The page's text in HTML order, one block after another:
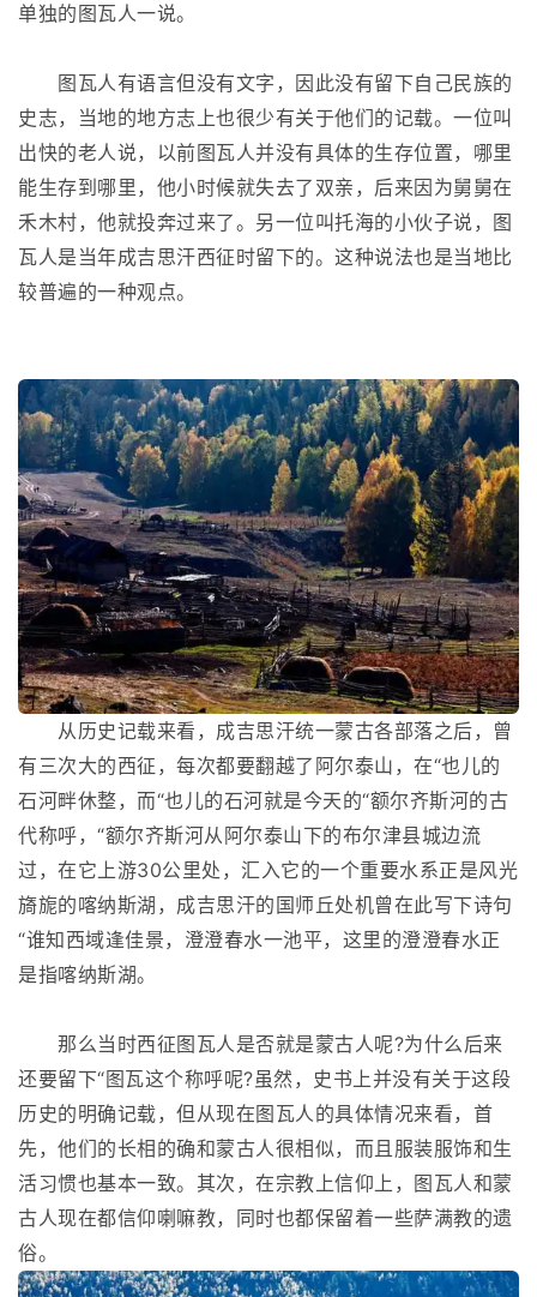
单独的图瓦人一说。
图瓦人有语言但没有文字，因此没有留下自己民族的
史志，当地的地方志上也很少有关于他们的记载。一位叫
出快的老人说，以前图瓦人并没有具体的生存位置，哪里
能生存到哪里，他小时候就失去了双亲，后来因为舅舅在
禾木村，他就投奔过来了。另一位叫托海的小伙子说，图
瓦人是当年成吉思汗西征时留下的。这种说法也是当地比
较普遍的一种观点。
从历史记载来看，成吉思汗统一蒙古各部落之后，曾
有三次大的西征，每次都要翻越了阿尔泰山，在“也儿的
石河畔休整，而“也儿的石河就是今天的“额尔齐斯河的古
代称呼，“额尔齐斯河从阿尔泰山下的布尔津县城边流
过，在它上游30公里处，汇入它的一个重要水系正是风光
旖旎的喀纳斯湖，成吉思汗的国师丘处机曾在此写下诗句
“谁知西域逢佳景，澄澄春水一池平，这里的澄澄春水正
是指喀纳斯湖。
那么当时西征图瓦人是否就是蒙古人呢?为什么后来
还要留下“图瓦这个称呼呢?虽然，史书上并没有关于这段
历史的明确记载，但从现在图瓦人的具体情况来看，首
先，他们的长相的确和蒙古人很相似，而且服装服饰和生
活习惯也基本一致。其次，在宗教上信仰上，图瓦人和蒙
古人现在都信仰喇嘛教，同时也都保留着一些萨满教的遗
俗。